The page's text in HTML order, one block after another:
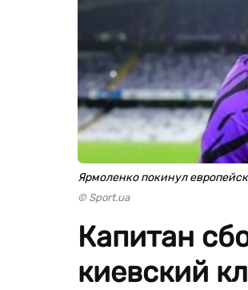
Ярмоленко покинул
© Sport.ua
Капитан
киевский